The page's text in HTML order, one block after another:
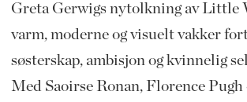
Greta Gerwigs nytolkning av Little
varm, moderne og visuelt vakker
søsterskap, ambisjon og kvinnelig
Med Saoirse Ronan, Florence Pugh